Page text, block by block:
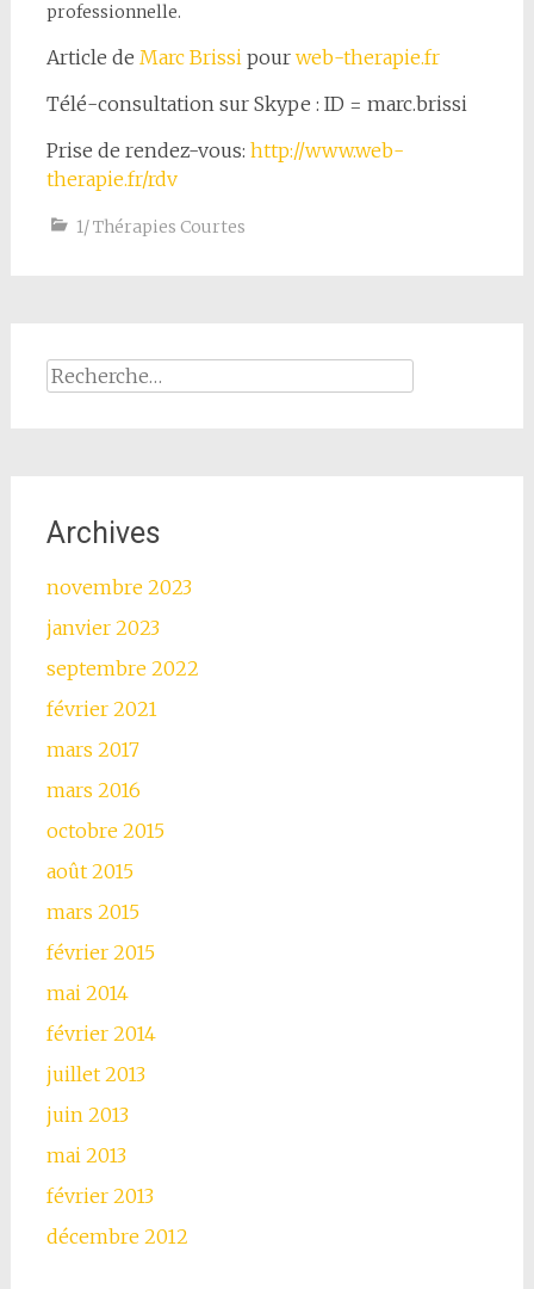
professionnelle.
Article de Marc Brissipour web-therapie.fr
Télé-consultation sur Skype : ID = marc.brissi
Prise de rendez-vous: http://www.web-
therapie.fr/rdv
1/ Thérapies Courtes
Rechercher :
Archives
novembre 2023
janvier 2023
septembre 2022
février 2021
mars 2017
mars 2016
octobre 2015
août 2015
mars 2015
février 2015
mai 2014
février 2014
juillet 2013
juin 2013
mai 2013
février 2013
décembre 2012